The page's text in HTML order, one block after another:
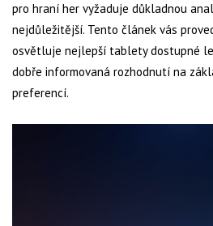
pro hraní her vyžaduje důkladnou
nejdůležitější. Tento článek vás
osvětluje nejlepší tablety dostupné
dobře informovaná rozhodnutí na
preferencí.